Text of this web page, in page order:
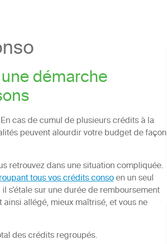
démarche
cas de cumul de plusieurs crédits à la
peuvent alourdir votre budget de façon
retrouvez dans une situation compliquée.
tous vos crédits consoen un seul
s’étale sur une durée de remboursement
allégé, mieux maîtrisé, et vous ne
des crédits regroupés.